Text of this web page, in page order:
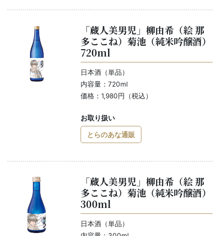
「蔵人美男児」柳由希（絵 那
多ここね）菊池（純米吟醸酒）
720ml
日本酒（単品）
内容量：720ml
価格：1,980円（税込）
お取り扱い
とらのあな通販
「蔵人美男児」柳由希（絵 那
多ここね）菊池（純米吟醸酒）
300ml
日本酒（単品）